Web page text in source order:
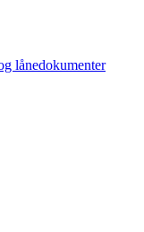
lånedokumenter